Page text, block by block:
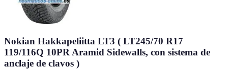
Nokian Hakkapeliitta LT3 ( LT245/70 R17
119/116Q 10PR Aramid Sidewalls, con sistema de
anclaje de clavos )